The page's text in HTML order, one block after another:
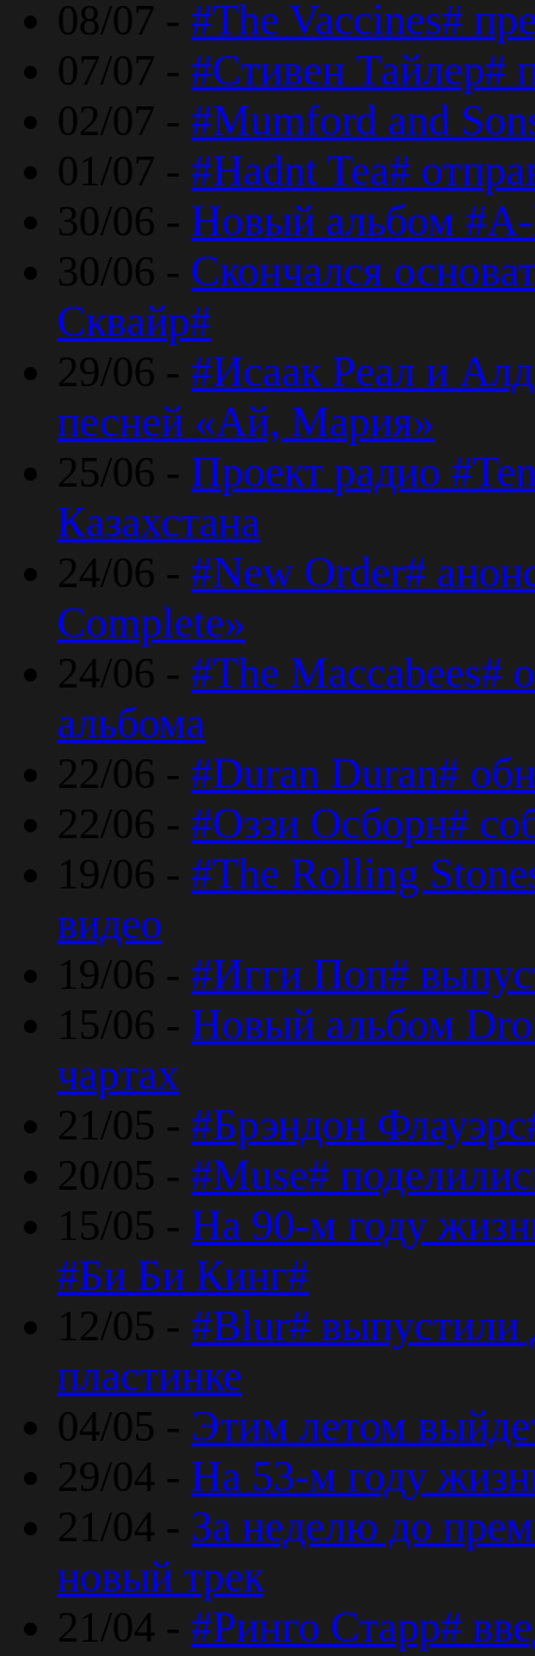
08/07 - #The Vaccines#
07/07 - #Стивен Тайлер#
02/07 - #Mumford and
01/07 - #Hadnt Tea#
30/06 - Новый альбом #A-
30/06 - Скончался
Сквайр#
29/06 - #Исаак Реал и
песней «Ай, Мария»
25/06 - Проект радио
Казахстана
24/06 - #New Order#
Complete»
24/06 - #The Maccabees#
альбома
22/06 - #Duran Duran#
22/06 - #Оззи Осборн#
19/06 - #The Rolling
видео
19/06 - #Игги Поп#
15/06 - Новый альбом
чартах
21/05 - #Брэндон
20/05 - #Muse#
15/05 - На 90-м году
#Би Би Кинг#
12/05 - #Blur# выпустили
пластинке
04/05 - Этим летом
29/04 - На 53-м году
21/04 - За неделю до
новый трек
21/04 - #Ринго Старр#